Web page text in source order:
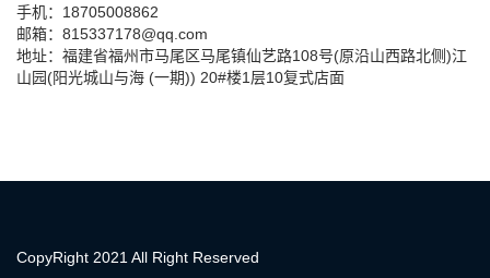
手机：18705008862
邮箱：815337178@qq.com
地址：福建省福州市马尾区马尾镇仙艺路108号(原沿山西路北侧)江
山园(阳光城山与海 (一期)) 20#楼1层10复式店面
CopyRight 2021 All Right Reserved